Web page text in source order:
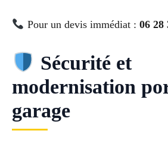
Pour un devis immédiat : 06 28
Sécurité et
modernisation
garage